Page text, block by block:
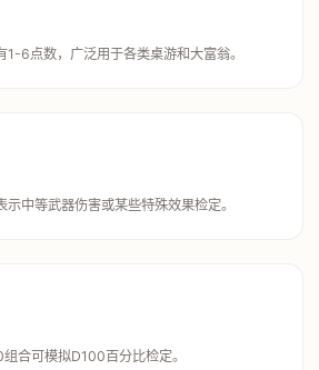
1-6点数，广泛用于各类桌游和大富翁。
中等武器伤害或某些特殊效果检定。
合可模拟D100百分比检定。